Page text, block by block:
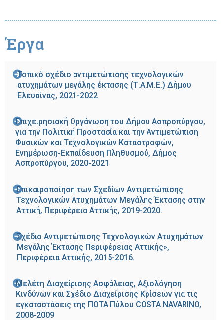
Έργα
Τοπικό σχέδιο αντιμετώπισης τεχνολογικών
ατυχημάτων μεγάλης έκτασης (Τ.Α.Μ.Ε.) Δήμου
Ελευσίνας, 2021-2022
Επιχειρησιακή Οργάνωση του Δήμου Ασπροπύργου,
για την Πολιτική Προστασία και την Αντιμετώπιση
Φυσικών και Τεχνολογικών Καταστροφών,
Ενημέρωση-Εκπαίδευση Πληθυσμού, Δήμος
Ασπροπύργου, 2020-2021.
Επικαιροποίηση των Σχεδίων Αντιμετώπισης
Τεχνολογικών Ατυχημάτων Μεγάλης Έκτασης στην
Αττική, Περιφέρεια Αττικής, 2019-2020.
Σχέδιο Αντιμετώπισης Τεχνολογικών Ατυχημάτων
Μεγάλης Έκτασης Περιφέρειας Αττικής»,
Περιφέρεια Αττικής, 2015-2016.
Μελέτη Διαχείρισης Ασφάλειας, Αξιολόγηση
Κινδύνων και Σχέδιο Διαχείρισης Κρίσεων για τις
εγκαταστάσεις της ΠΟΤΑ Πύλου COSTA NAVARINO,
2008-2009